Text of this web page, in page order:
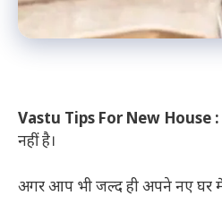
Vastu Tips For New House :
नहीं है।
अगर आप भी जल्द ही अपने नए घर में